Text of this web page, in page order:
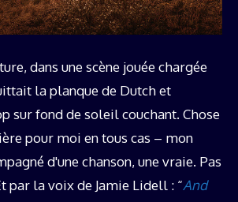
dans une scène jouée chargée
la planque de Dutch et
sur fond de soleil couchant. Chose
pour moi en tous cas – mon
d'une chanson, une vraie. Pas
par la voix de Jamie Lidell : “And